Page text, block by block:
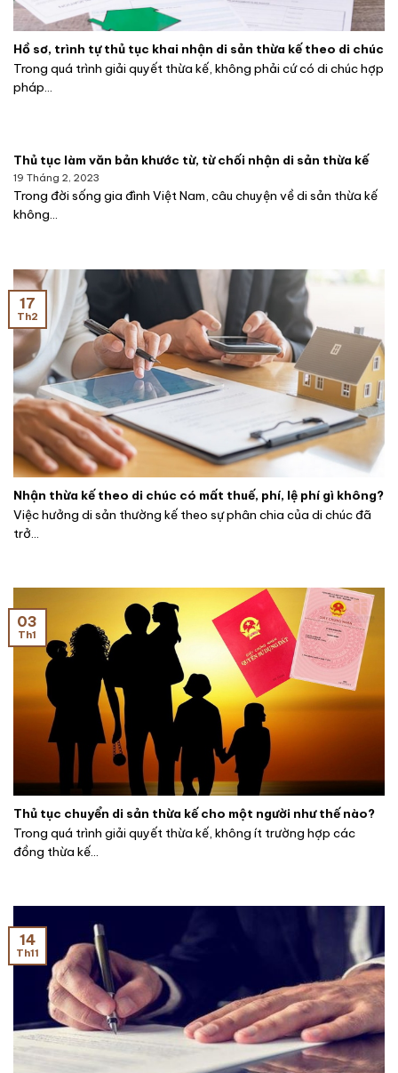
Hồ sơ, trình tự thủ tục khai nhận di sản thừa kế theo di chúc
Trong quá trình giải quyết thừa kế, không phải cứ có di chúc hợp
pháp...
Thủ tục làm văn bản khước từ, từ chối nhận di sản thừa kế
19 Tháng 2, 2023
Trong đời sống gia đình Việt Nam, câu chuyện về di sản thừa kế
không...
Nhận thừa kế theo di chúc có mất thuế, phí, lệ phí gì không?
Việc hưởng di sản thường kế theo sự phân chia của di chúc đã
trở...
17
Th2
Thủ tục chuyển di sản thừa kế cho một người như thế nào?
Trong quá trình giải quyết thừa kế, không ít trường hợp các
đồng thừa kế...
03
Th1
14
Th11